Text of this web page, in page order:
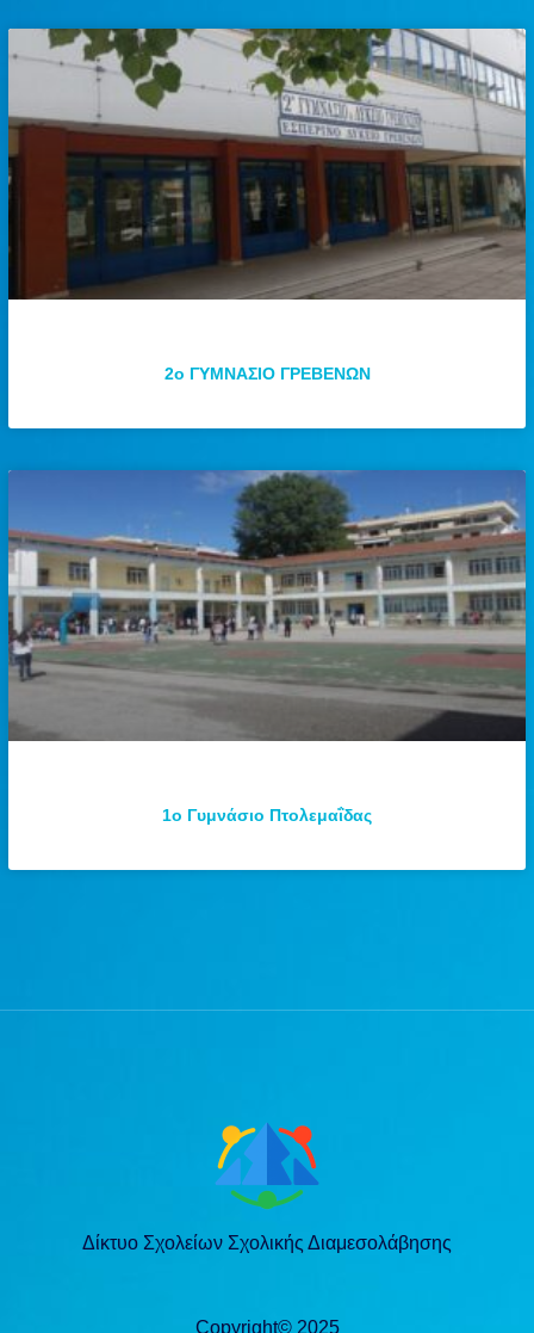
2ο ΓΥΜΝΑΣΙΟ ΓΡΕΒΕΝΩΝ
1ο Γυμνάσιο Πτολεμαΐδας
Δίκτυο Σχολείων Σχολικής Διαμεσολάβησης
Copyright© 2025